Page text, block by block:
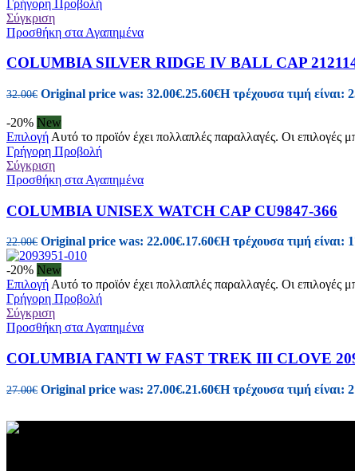
Γρήγορη Προβολή
Σύγκριση
Προσθήκη στα Αγαπημένα
COLUMBIA SILVER RIDGE IV BALL CAP
32.00€ Original price was: 32.00€.25.60€Η τρέχουσα τιμή είναι:
-20% New
Επιλογή Αυτό το προϊόν έχει πολλαπλές παραλλαγές. Οι επιλογές
Γρήγορη Προβολή
Σύγκριση
Προσθήκη στα Αγαπημένα
COLUMBIA UNISEX WATCH CAP CU9847-366
22.00€ Original price was: 22.00€.17.60€Η τρέχουσα τιμή είναι:
-20% New
ΕπιλογήΑυτό το προϊόν έχει πολλαπλές παραλλαγές. Οι επιλογές
Γρήγορη Προβολή
Σύγκριση
Προσθήκη στα Αγαπημένα
COLUMBIA ΓΑΝΤΙ W FAST TREK III CLOVE
27.00€ Original price was: 27.00€.21.60€Η τρέχουσα τιμή είναι: